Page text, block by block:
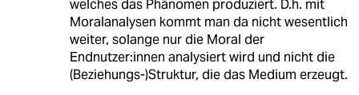
welches das Phänomen produziert. D.h. mit
Moralanalysen kommt man da nicht wesentlich
weiter, solange nur die Moral der
Endnutzer:innen analysiert wird und nicht die
(Beziehungs-)Struktur, die das Medium erzeugt.